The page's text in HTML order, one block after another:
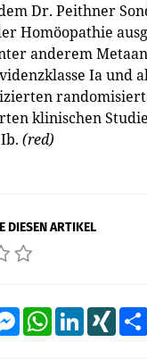
Dr. Peithner
Homöopathie
anderem
Ia und
klinischen
(red)
DIESEN ARTIKEL
MessengerWhatsAppLinkedInXING